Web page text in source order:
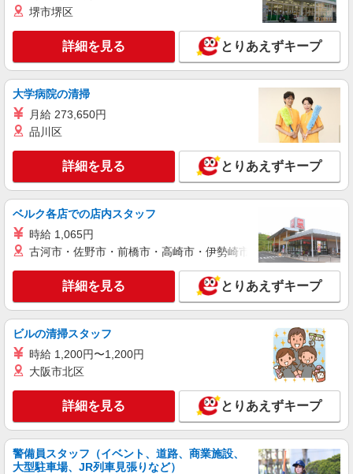
ライフマチノマ大森店 東京都大田区大森西3-1-
38
キープ 詳細を見る
アルバイト
ライフ京急蒲田駅前店（店舗コード622）
（早朝）荷受け・商品陳列
時給1,500円
ライフ京急蒲田駅前店 東京都大田区蒲田4-10-
14 あすとウィズ
キープ 詳細を見る
ライフ西蒲田店（店舗コード894）
（早朝）荷受け・商品陳列
ライフ西蒲田店 東京都大田区西蒲田7-51-15
詳細を見る
パート
ライフ東馬込店（店舗コード633）
ネットスーパー
堺市堺区
詳細を見る とりあえずキープ
大学病院の清掃
月給 273,650円
品川区
詳細を見る とりあえずキープ
ベルク各店での店内スタッフ
時給 1,065円
古河市・佐野市・前橋市・高崎市・伊勢崎市・太田市・館林市
詳細を見る とりあえずキープ
ビルの清掃スタッフ
時給 1,200円〜1,200円
大阪市北区
詳細を見る とりあえずキープ
警備員スタッフ（イベント、道路、商業施設、
大型駐車場、JR列車見張りなど）